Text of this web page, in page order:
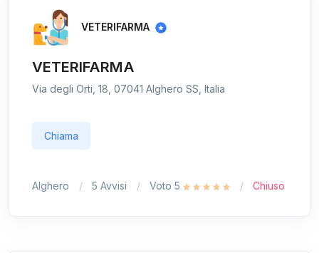
VETERIFARMA
VETERIFARMA
Via degli Orti, 18, 07041 Alghero SS, Italia
Chiama
Alghero 5 Avvisi Voto 5 Chiuso